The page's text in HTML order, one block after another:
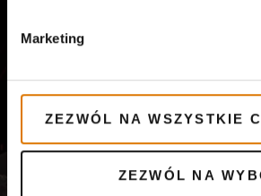
Marketing
ZEZWÓL NA WSZYSTKIE
ZEZWÓL NA